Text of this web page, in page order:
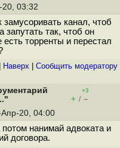
03:32
канал, чтоб
запутать так, чтоб он
торренты и перестал
Наверх Cообщить модератору
+3
+ / –
20, 04:00
потом нанимай адвоката и
договора.